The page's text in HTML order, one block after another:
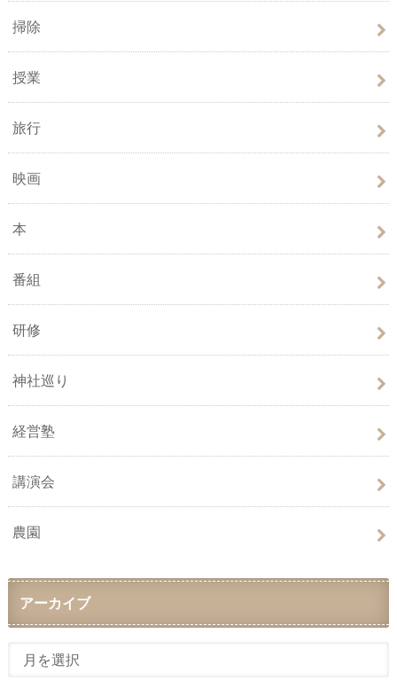
掃除
授業
旅行
映画
本
番組
研修
神社巡り
経営塾
講演会
農園
アーカイブ